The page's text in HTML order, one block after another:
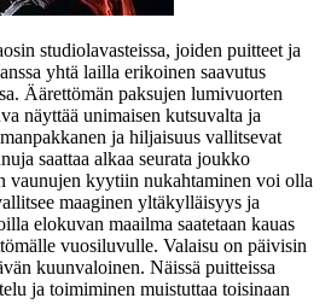
studiolavasteissa, joiden puitteet ja
yhtä lailla erikoinen saavutus
Äärettömän paksujen lumivuorten
näyttää unimaisen kutsuvalta ja
ja hiljaisuus vallitsevat
saattaa alkaa seurata joukko
vaunujen kyytiin nukahtaminen voi olla
maaginen yltäkylläisyys ja
elokuvan maailma saatetaan kauas
vuosiluvulle. Valaisu on päivisin
kuunvaloinen. Näissä puitteissa
ja toimiminen muistuttaa toisinaan